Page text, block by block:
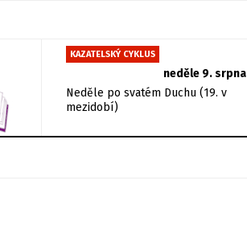
KAZATELSKÝ CYKLUS
neděle 9. srpna
Neděle po svatém Duchu (19. v
mezidobí)